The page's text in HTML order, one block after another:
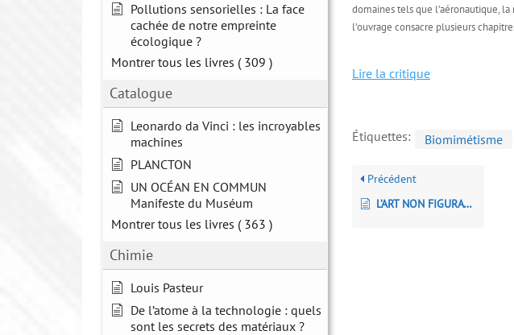
Pollutions sensorielles : La face
cachée de notre empreinte
écologique ?
Montrer tous les livres ( 309 )
Catalogue
Leonardo da Vinci : les incroyables
machines
PLANCTON
UN OCÉAN EN COMMUN
Manifeste du Muséum
Montrer tous les livres ( 363 )
Chimie
Louis Pasteur
De l’atome à la technologie : quels
sont les secrets des matériaux ?
domaines tels que l’aéronautique,
l’ouvrage consacre plusieurs
Lire la critique
Étiquettes: Biomimétisme
Précédent
L’ART NON FIGURATIF NON OBJECTIF